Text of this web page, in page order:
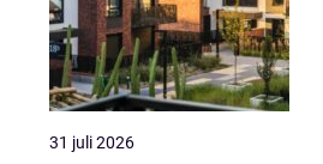
31 juli 2026